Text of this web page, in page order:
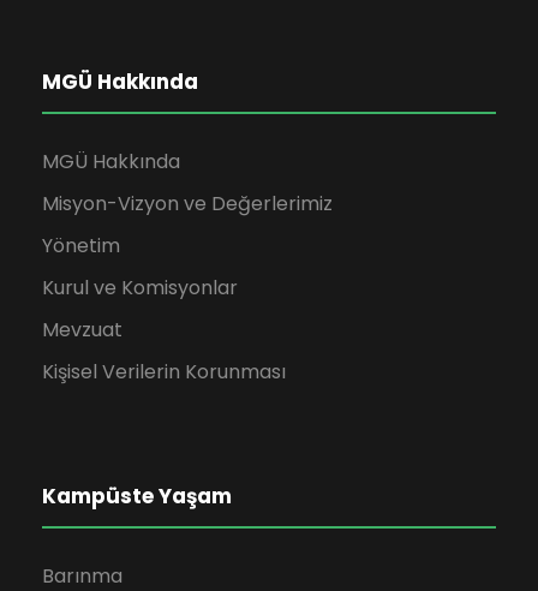
MGÜ Hakkında
MGÜ Hakkında
Misyon-Vizyon ve Değerlerimiz
Yönetim
Kurul ve Komisyonlar
Mevzuat
Kişisel Verilerin Korunması
Kampüste Yaşam
Barınma